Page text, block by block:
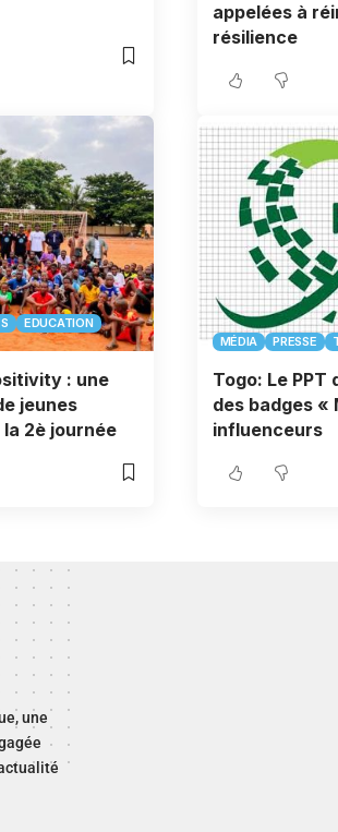
appelées à
résilience
EDUCATION
: une
jeunes
2è journée
MÉDIA PRESSE
Togo: Le PPT
des badges «
influenceurs
une